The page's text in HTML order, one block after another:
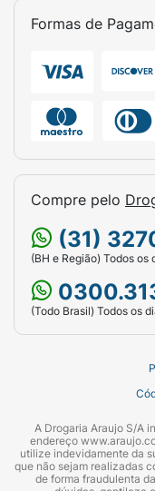
Formas de
Compre pelo
(31)
(BH e Região) Todos os
(Todo Brasil) Todos os
A Drogaria Araujo S/A
endereço
utilize indevidamente da
que não sejam realizadas
de forma fraudulenta